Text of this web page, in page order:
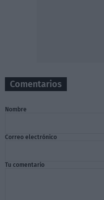
Comentarios
Nombre
Correo electrónico
Tu comentario